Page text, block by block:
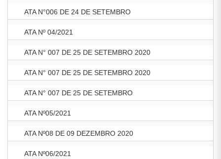
ATA N°006 DE 24 DE SETEMBRO
ATA Nº 04/2021
ATA N° 007 DE 25 DE SETEMBRO 2020
ATA N° 007 DE 25 DE SETEMBRO 2020
ATA N° 007 DE 25 DE SETEMBRO
ATA Nº05/2021
ATA Nº08 DE 09 DEZEMBRO 2020
ATA Nº06/2021